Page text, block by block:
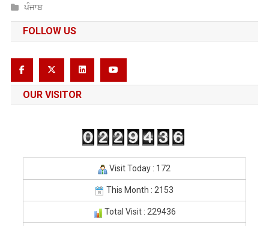
ਪੰਜਾਬ
FOLLOW US
OUR VISITOR
Visit Today : 172
This Month : 2153
Total Visit : 229436